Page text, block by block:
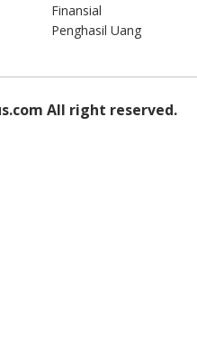
Finansial
Penghasil Uang
All right reserved.